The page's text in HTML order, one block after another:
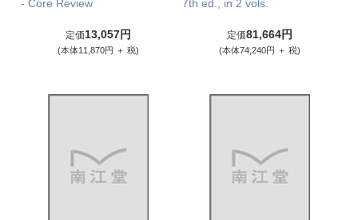
- Core Review
定価13,057円
(本体11,870円 ＋ 税)
7th ed., in 2 vols.
定価81,664円
(本体74,240円 ＋ 税)